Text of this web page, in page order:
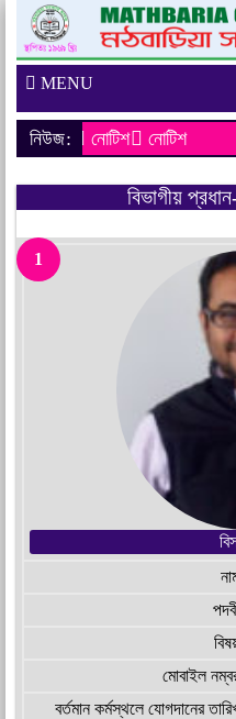
MENU
নিউজ: নোটিশ
নোটিশ
বিভাগীয়
1
মোবাইল
বর্তমান কর্মস্থলে যোগদানের